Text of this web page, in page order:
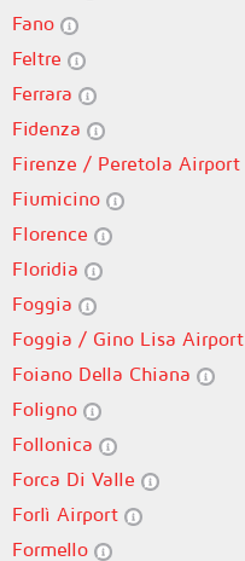
Fano
Feltre
Ferrara
Fidenza
Firenze / Peretola Airport
Fiumicino
Florence
Floridia
Foggia
Foggia / Gino Lisa Airport
Foiano Della Chiana
Foligno
Follonica
Forca Di Valle
Forlì Airport
Formello